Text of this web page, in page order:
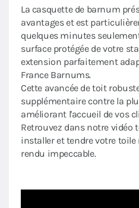
La casquette de barnum
avantages et est
quelques minutes
surface protégée de votre
extension parfaitement
France Barnums.
Cette avancée de toit
supplémentaire contre la
améliorant l'accueil de vos
Retrouvez dans notre vidéo
installer et tendre votre
rendu impeccable.